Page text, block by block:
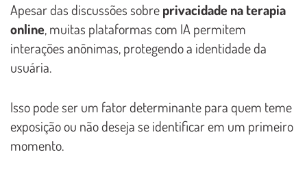
Apesar das discussões sobreprivacidade na terapia
online, muitas plataformas com IA permitem
interações anônimas, protegendo a identidade da
usuária.
Isso pode ser um fator determinante para quem teme
exposição ou não deseja se identificar em um primeiro
momento.